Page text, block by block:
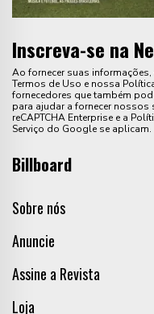
Inscreva-se na
Ao fornecer suas
Termos de Uso e nossa
fornecedores que também
para ajudar a fornecer
reCAPTCHA Enterprise e a
Serviço do Google se aplicam.
Billboard
Sobre nós
Anuncie
Assine a Revista
Loja